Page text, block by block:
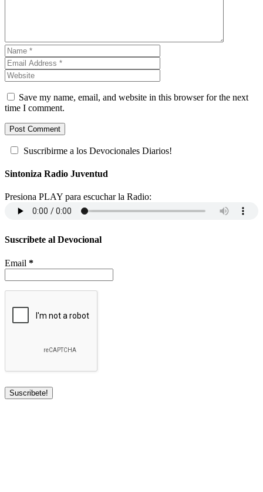
Save my name, email, and website in this browser for the next
time I comment.
Suscribirme a los Devocionales Diarios!
Sintoniza Radio Juventud
Presiona PLAY para escuchar la Radio:
Suscribete al Devocional
Email *